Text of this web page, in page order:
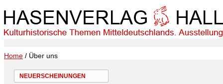
Home / Über uns
NEUERSCHEINUNGEN